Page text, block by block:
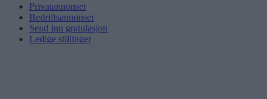
Privatannonser
Bedriftsannonser
Send inn gratulasjon
Ledige stillinger